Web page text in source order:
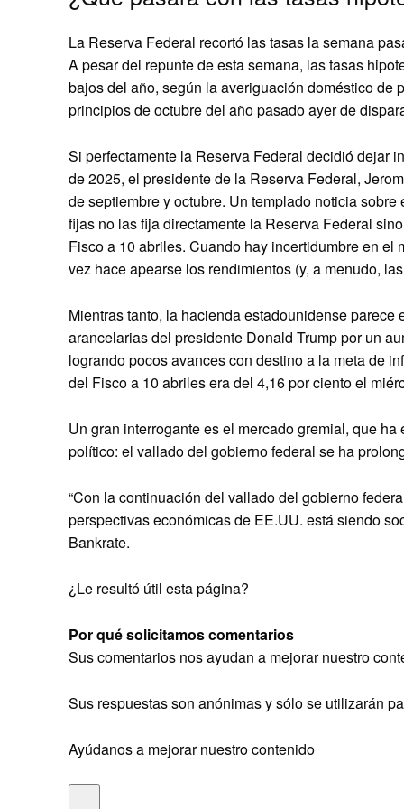
La Reserva Federal recortó las tasas la semana
A pesar del repunte de esta semana, las tasas
bajos del año, según la averiguación doméstico de
principios de octubre del año pasado ayer de
Si perfectamente la Reserva Federal decidió dejar
de 2025, el presidente de la Reserva Federal,
de septiembre y octubre. Un templado noticia
fijas no las fija directamente la Reserva Federal
Fisco a 10 abriles. Cuando hay incertidumbre en
vez hace apearse los rendimientos (y, a menudo,
Mientras tanto, la hacienda estadounidense
arancelarias del presidente Donald Trump por un
logrando pocos avances con destino a la meta de
del Fisco a 10 abriles era del 4,16 por ciento el
Un gran interrogante es el mercado gremial, que
político: el vallado del gobierno federal se ha
“Con la continuación del vallado del gobierno
perspectivas económicas de EE.UU. está siendo
Bankrate.
¿Le resultó útil esta página?
Por qué solicitamos comentarios
Sus comentarios nos ayudan a mejorar nuestro
Sus respuestas son anónimas y sólo se utilizarán
Ayúdanos a mejorar nuestro contenido